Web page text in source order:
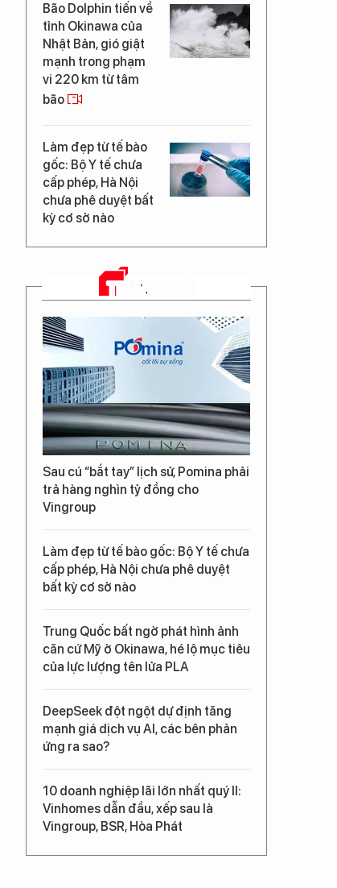
Bão Dolphin tiến về
tỉnh Okinawa của
Nhật Bản, gió giật
mạnh trong phạm
vi 220 km từ tâm
bão
Làm đẹp từ tế bào
gốc: Bộ Y tế chưa
cấp phép, Hà Nội
chưa phê duyệt bất
kỳ cơ sở nào
TRANG CHỦ
Sau cú “bắt tay” lịch sử, Pomina phải
trả hàng nghìn tỷ đồng cho
Vingroup
Làm đẹp từ tế bào gốc: Bộ Y tế chưa
cấp phép, Hà Nội chưa phê duyệt
bất kỳ cơ sở nào
Trung Quốc bất ngờ phát hình ảnh
căn cứ Mỹ ở Okinawa, hé lộ mục tiêu
của lực lượng tên lửa PLA
DeepSeek đột ngột dự định tăng
mạnh giá dịch vụ AI, các bên phản
ứng ra sao?
10 doanh nghiệp lãi lớn nhất quý II:
Vinhomes dẫn đầu, xếp sau là
Vingroup, BSR, Hòa Phát